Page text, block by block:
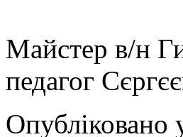
Майстер в/н
педагог
Опубліковано